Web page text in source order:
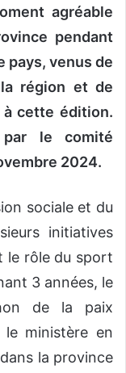
agréable
pendant
pays, venus de
la région et de
à cette édition.
par le comité
2024.
sociale et du
initiatives
le rôle du sport
3 années, le
de la paix
le ministère en
la province